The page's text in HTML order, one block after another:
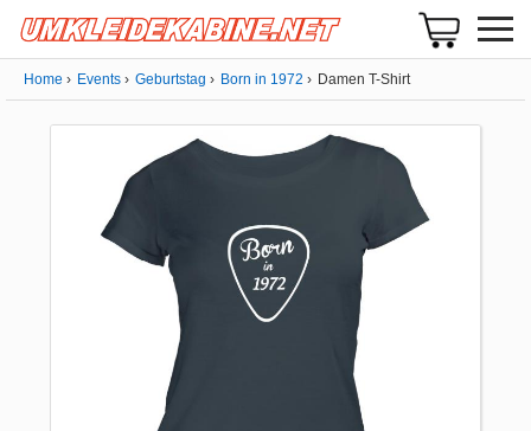
Home Events Geburtstag Born in 1972 Damen T-Shirt